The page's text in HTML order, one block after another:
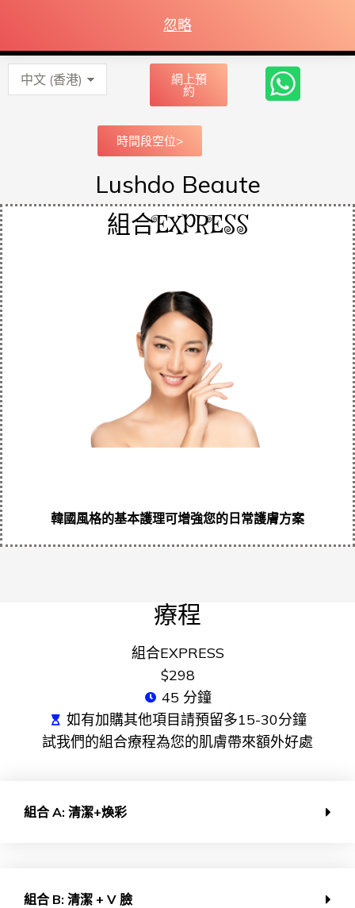
網上預
約
時間段空位>
Lushdo Beaute
組合EXPRESS
韓國風格的基本護理可增強您的日常護膚方案
療程
組合EXPRESS
$298
45 分鐘
如有加購其他項目請預留多15-30分鐘
試我們的組合療程為您的肌膚帶來額外好處
組合 A: 清潔+煥彩
組合 B: 清潔 + V 臉
忽略